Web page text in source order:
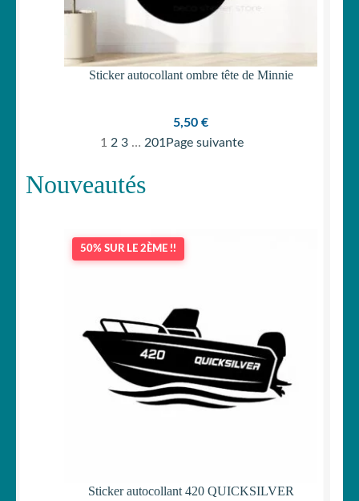
Sticker autocollant ombre tête de Minnie
5,50 €
1 2 3 … 201Page suivante
Nouveautés
50% SUR LE 2ÈME !!
Sticker autocollant 420 QUICKSILVER